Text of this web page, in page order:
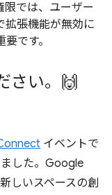
限では、ユーザー
拡張機能が無効に
です。
さい。🙌
イベントで
した。Google
しいスペースの創